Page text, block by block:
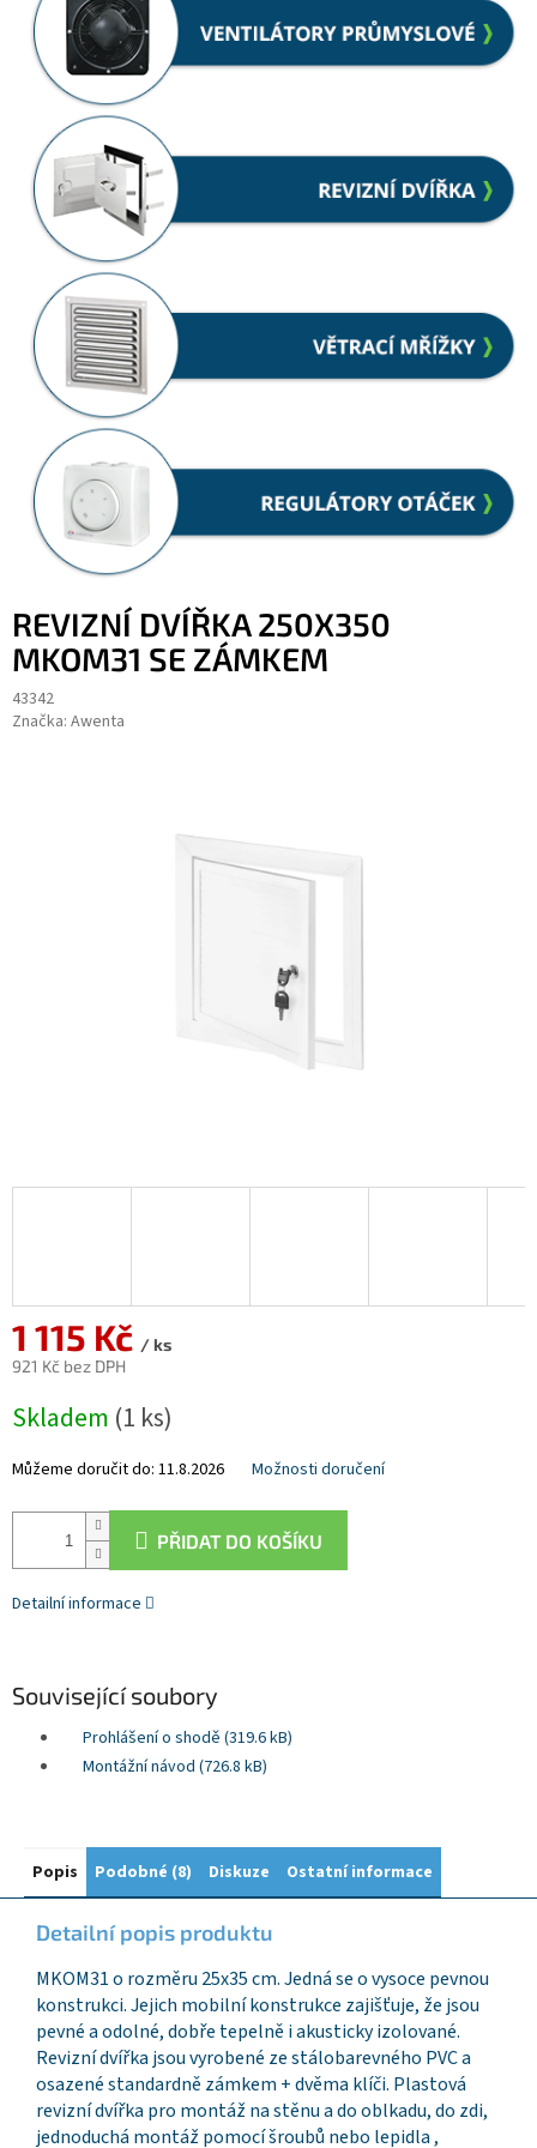
REVIZNÍ DVÍŘKA 250X350
MKOM31 SE ZÁMKEM
43342
Značka: Awenta
1 115 Kč / ks
921 Kč bez DPH
cena:
Skladem (1 ks)
Můžeme doručit do: 11.8.2026 Možnosti doručení
PŘIDAT DO KOŠÍKU
Detailní informace
Související soubory
Prohlášení o shodě (319.6 kB)
Montážní návod (726.8 kB)
Popis Podobné (8) Diskuze Ostatní informace
Detailní popis produktu
MKOM31 o rozměru 25x35 cm. Jedná se o vysoce pevnou
konstrukci. Jejich mobilní konstrukce zajišťuje, že jsou
pevné a odolné, dobře tepelně i akusticky izolované.
Revizní dvířka jsou vyrobené ze stálobarevného PVC a
osazené standardně zámkem + dvěma klíči. Plastová
revizní dvířka pro montáž na stěnu a do oblkadu, do zdi,
jednoduchá montáž pomocí šroubů nebo lepidla ,